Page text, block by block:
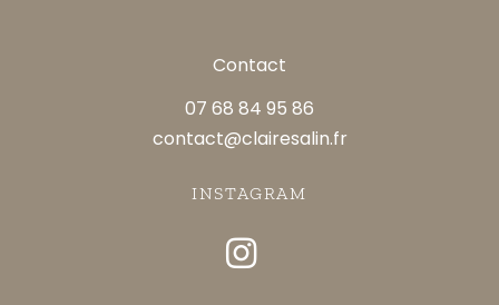
Contact
07 68 84 95 86
contact@clairesalin.fr
INSTAGRAM